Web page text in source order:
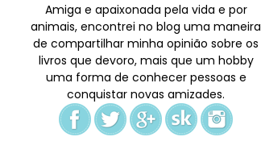
Amiga e apaixonada pela vida e por
animais, encontrei no blog uma maneira
de compartilhar minha opinião sobre os
livros que devoro, mais que um hobby
uma forma de conhecer pessoas e
conquistar novas amizades.